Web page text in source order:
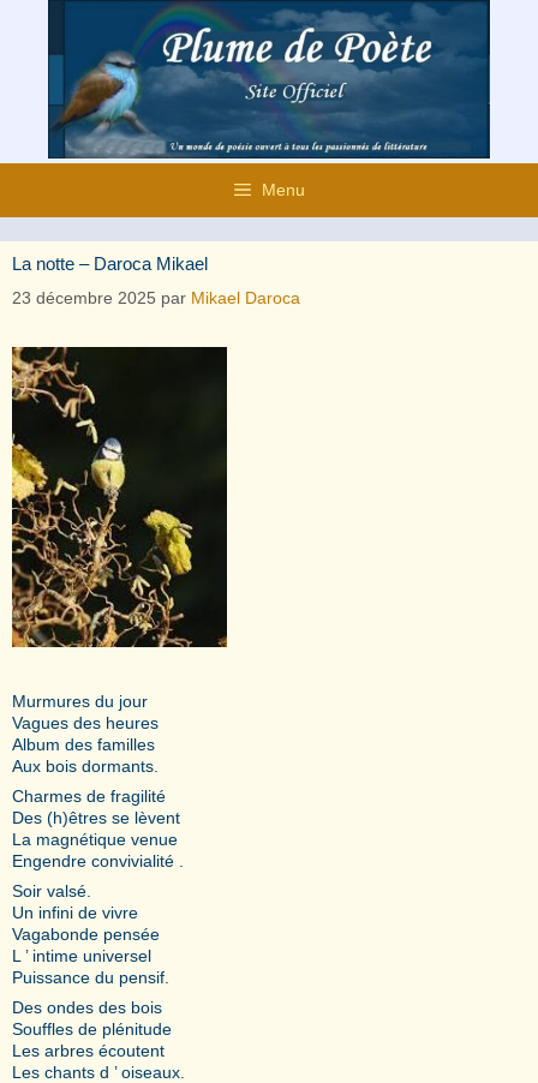
contenu
Menu
La notte – Daroca Mikael
23 décembre 2025 par Mikael Daroca
Murmures du jour
Vagues des heures
Album des familles
Aux bois dormants.
Charmes de fragilité
Des (h)êtres se lèvent
La magnétique venue
Engendre convivialité .
Soir valsé.
Un infini de vivre
Vagabonde pensée
L ’ intime universel
Puissance du pensif.
Des ondes des bois
Souffles de plénitude
Les arbres écoutent
Les chants d ’ oiseaux.